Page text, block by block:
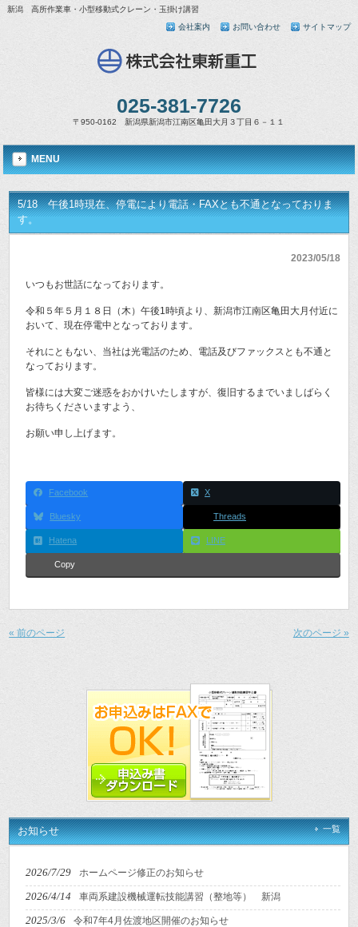
新潟 高所作業車・小型移動式クレーン・玉掛け講習
会社案内
お問い合わせ サイトマップ
025-381-7726
〒950-0162 新潟県新潟市江南区亀田大月３丁目６－１１
MENU
5/18 午後1時現在、停電により電話・FAXとも不通となっておりま
す。
2023/05/18
いつもお世話になっております。
令和５年５月１８日（木）午後1時頃より、新潟市江南区亀田大月付近に
おいて、現在停電中となっております。
それにともない、当社は光電話のため、電話及びファックスとも不通と
なっております。
皆様には大変ご迷惑をおかけいたしますが、復旧するまでいましばらく
お待ちくださいますよう、
お願い申し上げます。
Facebook X
Bluesky Threads
Hatena LINE
Copy
« 前のページ 次のページ »
お知らせ 一覧
2026/7/29 ホームページ修正のお知らせ
2026/4/14 車両系建設機械運転技能講習（整地等） 新潟
2025/3/6 令和7年4月佐渡地区開催のお知らせ